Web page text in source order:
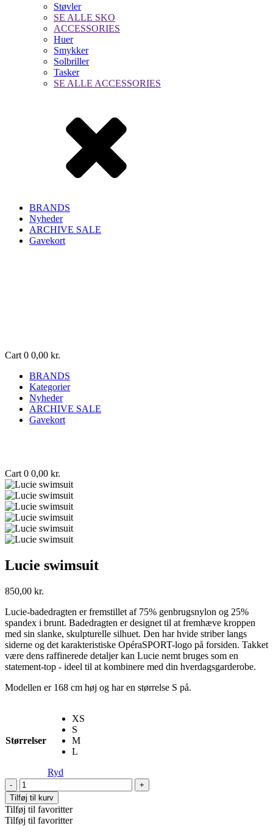
Støvler
SE ALLE SKO
ACCESSORIES
Huer
Smykker
Solbriller
Tasker
SE ALLE ACCESSORIES
BRANDS
Nyheder
ARCHIVE SALE
Gavekort
Cart 0 0,00 kr.
BRANDS
Kategorier
Nyheder
ARCHIVE SALE
Gavekort
Cart 0 0,00 kr.
Lucie swimsuit
850,00 kr.
Lucie-badedragten er fremstillet af 75% genbrugsnylon og 25%
spandex i brunt. Badedragten er designet til at fremhæve kroppen
med sin slanke, skulpturelle silhuet. Den har hvide striber langs
siderne og det karakteristiske OpéraSPORT-logo på forsiden. Takket
være dens raffinerede detaljer kan Lucie nemt bruges som en
statement-top - ideel til at kombinere med din hverdagsgarderobe.
Modellen er 168 cm høj og har en størrelse S på.
Størrelser
XS
S
M
L
Ryd
Lucie
swimsuit
antal
Tilføj til kurv
Tilføj til favoritter
Tilføj til favoritter